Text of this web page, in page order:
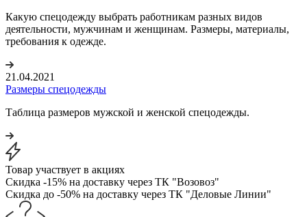
Какую спецодежду выбрать работникам разных видов
деятельности, мужчинам и женщинам. Размеры, материалы,
требования к одежде.
21.04.2021
Размеры спецодежды
Таблица размеров мужской и женской спецодежды.
Товар участвует в акциях
Скидка -15% на доставку через ТК "Возовоз"
Скидка до -50% на доставку через ТК "Деловые Линии"